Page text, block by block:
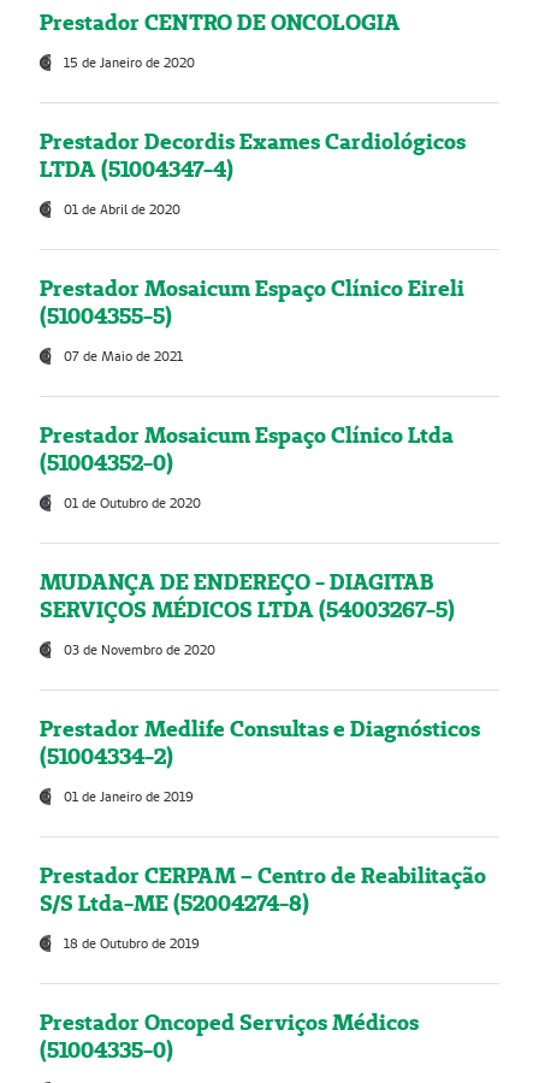
Prestador CENTRO DE ONCOLOGIA
15 de Janeiro de 2020
Prestador Decordis Exames Cardiológicos
LTDA (51004347-4)
01 de Abril de 2020
Prestador Mosaicum Espaço Clínico Eireli
(51004355-5)
07 de Maio de 2021
Prestador Mosaicum Espaço Clínico Ltda
(51004352-0)
01 de Outubro de 2020
MUDANÇA DE ENDEREÇO - DIAGITAB
SERVIÇOS MÉDICOS LTDA (54003267-5)
03 de Novembro de 2020
Prestador Medlife Consultas e Diagnósticos
(51004334-2)
01 de Janeiro de 2019
Prestador CERPAM – Centro de Reabilitação
S/S Ltda-ME (52004274-8)
18 de Outubro de 2019
Prestador Oncoped Serviços Médicos
(51004335-0)